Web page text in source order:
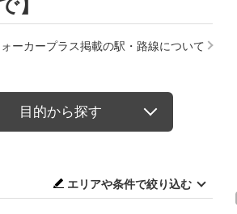
】
ーカープラス掲載の駅・路線について
目的から探す
エリアや条件で絞り込む